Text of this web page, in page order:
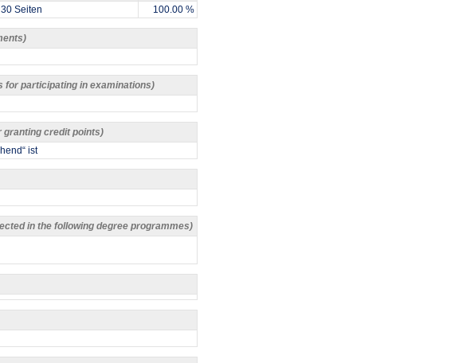
30 Seiten 100.00 %
for participating in examinations)
credit points)
ist
in the following degree programmes)